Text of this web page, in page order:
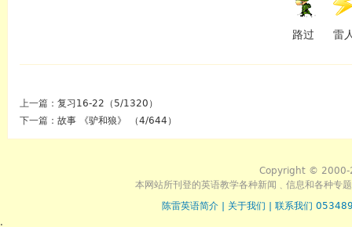
路过 雷
上一篇： 复习16-22（5/1320）
下一篇： 故事 《驴和狼》 （4/644）
Copyright © 2000-
本网站所刊登的英语教学各种新闻﹑信息和各种专
陈雷英语简介
关于我们
联系我们
.